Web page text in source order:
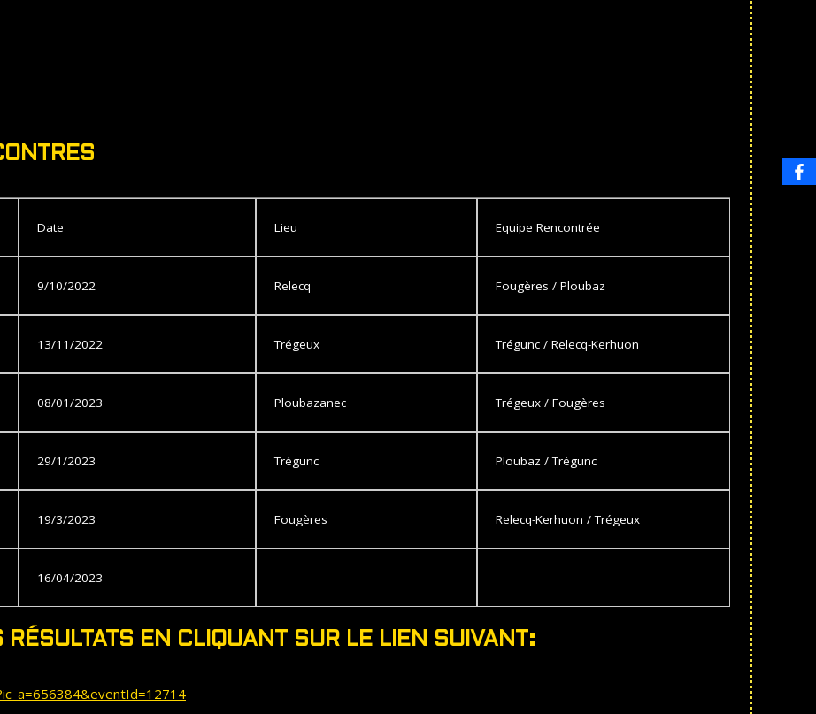
Date Lieu Equipe Rencontrée
9/10/2022 Relecq Fougères / Ploubaz
13/11/2022 Trégeux Trégunc / Relecq-Kerhuon
08/01/2023 Ploubazanec Trégeux / Fougères
29/1/2023 Trégunc Ploubaz / Trégunc
19/3/2023 Fougères Relecq-Kerhuon / Trégeux
16/04/2023
RÉSULTATS EN CLIQUANT SUR LE LIEN SUIVANT: